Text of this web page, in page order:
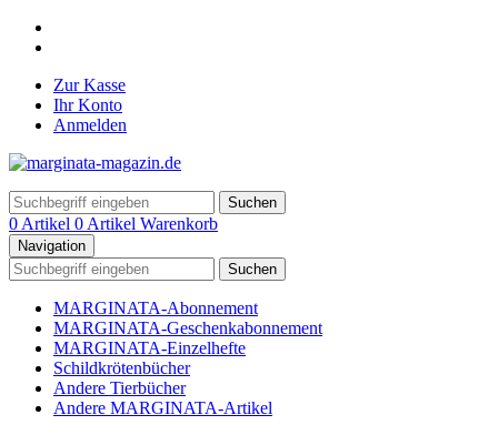
Zur Kasse
Ihr Konto
Anmelden
Suchen
0 Artikel 0 Artikel Warenkorb
Navigation
Suchen
MARGINATA-Abonnement
MARGINATA-Geschenkabonnement
MARGINATA-Einzelhefte
Schildkrötenbücher
Andere Tierbücher
Andere MARGINATA-Artikel